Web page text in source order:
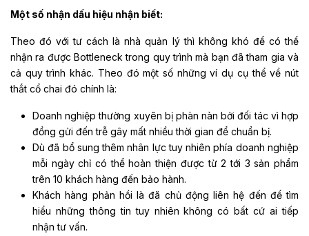
Một số nhận dấu hiệu nhận biết:
Theo đó với tư cách là nhà quản lý thì không khó để có thể
nhận ra được Bottleneck trong quy trình mà bạn đã tham gia và
cả quy trình khác. Theo đó một số những ví dụ cụ thể về nút
thắt cổ chai đó chính là:
Doanh nghiệp thường xuyên bị phàn nàn bởi đối tác vì hợp
đồng gửi đến trễ gây mất nhiều thời gian để chuẩn bị.
Dù đã bổ sung thêm nhân lực tuy nhiên phía doanh nghiệp
mỗi ngày chỉ có thể hoàn thiện được từ 2 tới 3 sản phẩm
trên 10 khách hàng đến bảo hành.
Khách hàng phản hồi là đã chủ động liên hệ đến để tìm
hiểu những thông tin tuy nhiên không có bất cứ ai tiếp
nhận tư vấn.